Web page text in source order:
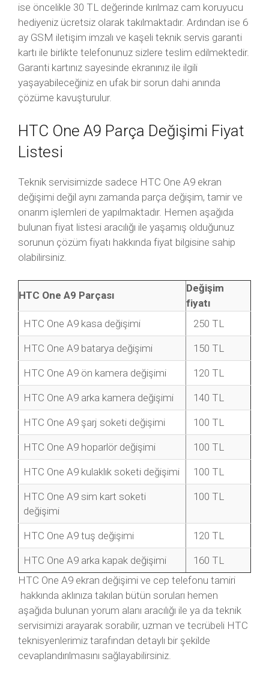
ise öncelikle 30 TL değerinde kırılmaz cam koruyucu
hediyeniz ücretsiz olarak takılmaktadır. Ardından ise 6
ay GSM iletişim imzalı ve kaşeli teknik servis garanti
kartı ile birlikte telefonunuz sizlere teslim edilmektedir.
Garanti kartınız sayesinde ekranınız ile ilgili
yaşayabileceğiniz en ufak bir sorun dahi anında
çözüme kavuşturulur.
HTC One A9 Parça Değişimi Fiyat
Listesi
Teknik servisimizde sadece HTC One A9 ekran
değişimi değil aynı zamanda parça değişim, tamir ve
onarım işlemleri de yapılmaktadır. Hemen aşağıda
bulunan fiyat listesi aracılığı ile yaşamış olduğunuz
sorunun çözüm fiyatı hakkında fiyat bilgisine sahip
olabilirsiniz.
HTC One A9 Parçası
Değişim
fiyatı
HTC One A9 kasa değişimi
250 TL
HTC One A9 batarya değişimi 150 TL
HTC One A9 ön kamera değişimi 120 TL
HTC One A9 arka kamera değişimi 140 TL
HTC One A9 şarj soketi değişimi 100 TL
HTC One A9 hoparlör değişimi 100 TL
HTC One A9 kulaklık soketi değişimi 100 TL
HTC One A9 sim kart soketi
değişimi
100 TL
HTC One A9 tuş değişimi 120 TL
HTC One A9 arka kapak değişimi
160 TL
HTC One A9 ekran değişimi ve cep telefonu tamiri
hakkında aklınıza takılan bütün soruları hemen
aşağıda bulunan yorum alanı aracılığı ile ya da teknik
servisimizi arayarak sorabilir, uzman ve tecrübeli HTC
teknisyenlerimiz tarafından detaylı bir şekilde
cevaplandırılmasını sağlayabilirsiniz.